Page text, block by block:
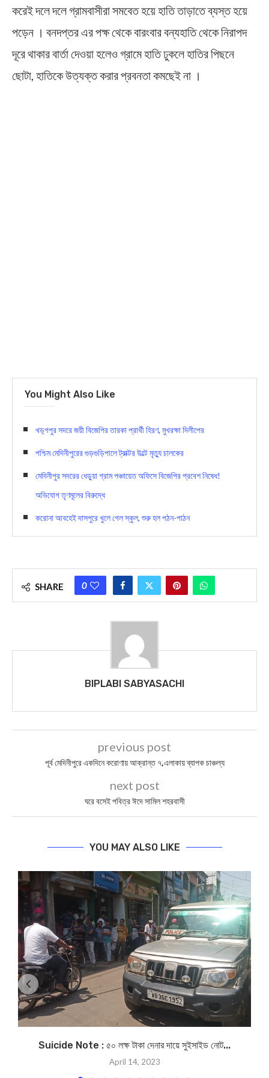
করেই দলে দলে গ্রামবাসীরা সমবেত হয়ে হাতি তাড়াতে ব্যস্ত হয়ে
পড়েন । বনদপ্তর এর পক্ষ থেকে বারংবার বন্যহাতি থেকে নিরাপদ
দূরে থাকার বার্তা দেওয়া হলেও গ্রামে হাতি ঢুকলে হাতির পিছনে
ছোটা, হাতিকে উত্যক্ত করার প্রবনতা কমছেই না ।
You Might Also Like
খড়্গপুর সদরে জয়ী বিজেপির তারকা প্রার্থী হিরণ, মুখরক্ষা দিলীপের
পশ্চিম মেদিনীপুরের গুড়গুড়িপালে ট্রাক্টর উল্টে মৃত্যু চালকের
মেদিনীপুর সদরের ধেড়ুয়া গ্রাম পঞ্চায়েত অফিসে বিজেপির প্রবেশ নিষেধ!
অভিযোগ তৃণমূলের বিরুদ্ধে
করোনা আবহেই দাসপুরে খুলে গেল স্কুল, শুরু হল পঠন-পাঠন
SHARE 0
BIPLABI SABYASACHI
previous post
পূর্ব মেদিনীপুরে একদিনে করোণায় আক্রান্ত ৭,এলাকায় ব্যাপক চাঞ্চল্য
next post
ঘরে বসেই পবিত্র ঈদে সামিল শহরবাসী
YOU MAY ALSO LIKE
Suicide Note : ৫০ লক্ষ টাকা দেনার দায়ে সুইসাইড নোট...
April 14, 2023